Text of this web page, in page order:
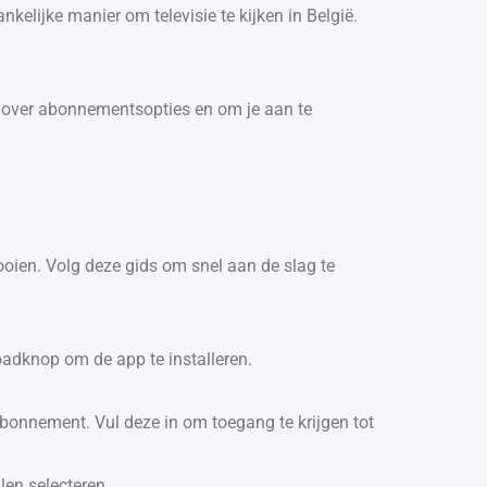
manier om televisie te kijken in België.
abonnementsopties en om je aan te
Volg deze gids om snel aan de slag te
om de app te installeren.
Vul deze in om toegang te krijgen tot